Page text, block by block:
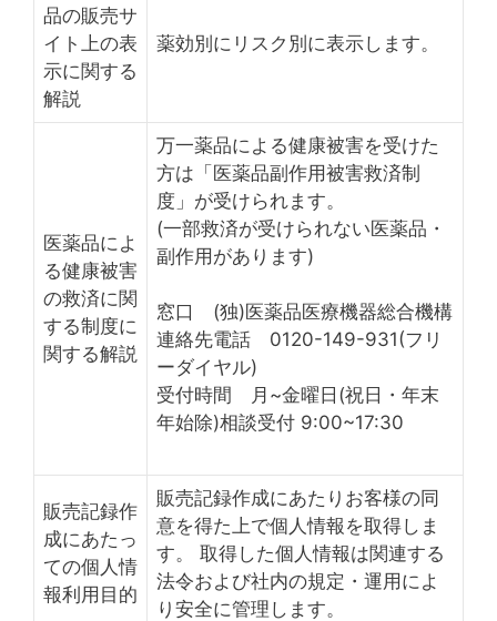
品の販売サ
イト上の表
示に関する
解説
薬効別にリスク別に表示します。
医薬品によ
る健康被害
の救済に関
する制度に
関する解説
万一薬品による健康被害を受けた
方は「医薬品副作用被害救済制
度」が受けられます。
(一部救済が受けられない医薬品・
副作用があります)
窓口 (独)医薬品医療機器総合機構
連絡先電話 0120-149-931(フリ
ーダイヤル)
受付時間 月~金曜日(祝日・年末
年始除)相談受付 9:00~17:30
販売記録作
成にあたっ
ての個人情
報利用目的
販売記録作成にあたりお客様の同
意を得た上で個人情報を取得しま
す。 取得した個人情報は関連する
法令および社内の規定・運用によ
り安全に管理します。